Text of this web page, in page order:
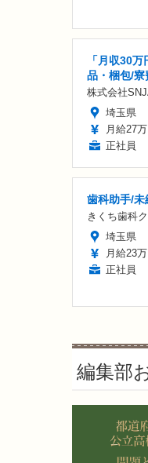
「月収30
品・梱包/寮
株式会社
埼玉県
月給27
正社員
歯科助手/
きくち歯科
埼玉県
月給23
正社員
編集部